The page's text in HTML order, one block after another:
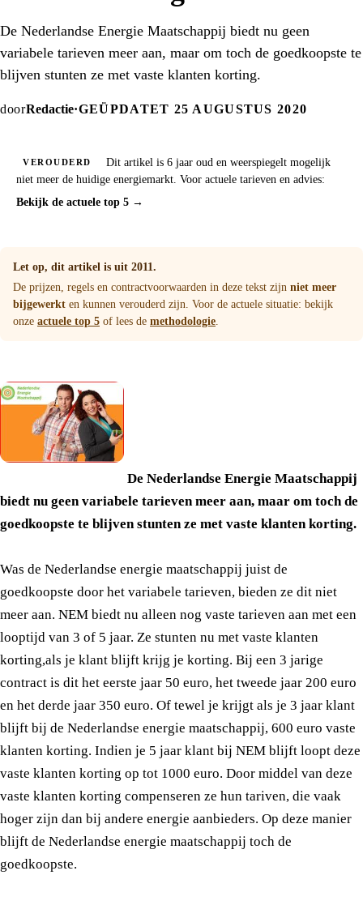
De Nederlandse Energie Maatschappij biedt nu geen
variabele tarieven meer aan, maar om toch de goedkoopste te
blijven stunten ze met vaste klanten korting.
doorRedactie·GEÜPDATET 25 AUGUSTUS 2020
VEROUDERD
Dit artikel is 6 jaar oud en weerspiegelt mogelijk
niet meer de huidige energiemarkt. Voor actuele tarieven en advies:
Bekijk de actuele top 5 →
Let op, dit artikel is uit 2011.
De prijzen, regels en contractvoorwaarden in deze tekst zijn niet meer
bijgewerkt en kunnen verouderd zijn. Voor de actuele situatie: bekijk
onze actuele top 5 of lees de methodologie.
De Nederlandse Energie Maatschappij
biedt nu geen variabele tarieven meer aan, maar om toch de
goedkoopste te blijven stunten ze met vaste klanten korting.
Was de Nederlandse energie maatschappij juist de
goedkoopste door het variabele tarieven, bieden ze dit niet
meer aan. NEM biedt nu alleen nog vaste tarieven aan met een
looptijd van 3 of 5 jaar. Ze stunten nu met vaste klanten
korting,als je klant blijft krijg je korting. Bij een 3 jarige
contract is dit het eerste jaar 50 euro, het tweede jaar 200 euro
en het derde jaar 350 euro. Of tewel je krijgt als je 3 jaar klant
blijft bij de Nederlandse energie maatschappij, 600 euro vaste
klanten korting. Indien je 5 jaar klant bij NEM blijft loopt deze
vaste klanten korting op tot 1000 euro. Door middel van deze
vaste klanten korting compenseren ze hun tariven, die vaak
hoger zijn dan bij andere energie aanbieders. Op deze manier
blijft de Nederlandse energie maatschappij toch de
goedkoopste.